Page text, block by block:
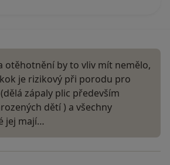
otěhotnění by to vliv mít nemělo,
je rizikový při porodu pro
zápaly plic především
dětí ) a všechny
jej mají…